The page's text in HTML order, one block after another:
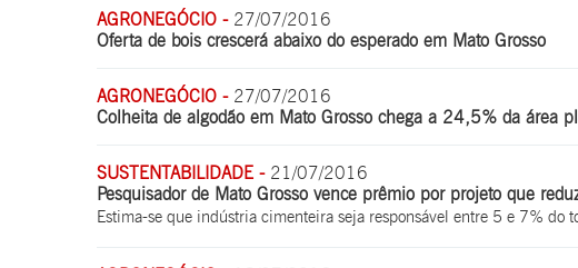
AGRONEGÓCIO - 27/07/2016
Oferta de bois crescerá abaixo do esperado em Mato Grosso
AGRONEGÓCIO - 27/07/2016
Colheita de algodão em Mato Grosso chega a 24,5% da área
SUSTENTABILIDADE - 21/07/2016
Pesquisador de Mato Grosso vence prêmio por projeto que
Estima-se que indústria cimenteira seja responsável entre 5 e 7% do